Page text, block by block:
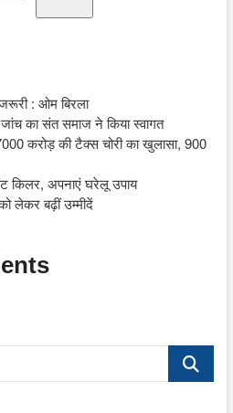
: ओम बिरला
का संत समाज ने किया स्वागत
करोड़ की टैक्स चोरी का खुलासा, 900
किलर, अपनाएं घरेलू उपाय
लेकर बढ़ीं उम्मीदें
Search